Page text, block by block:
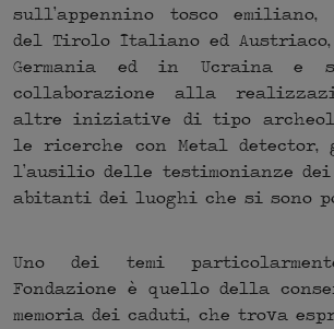
sull’appennino tosco
del Tirolo Italiano ed
Germania ed in Ucraina e
collaborazione alla
altre iniziative di tipo
le ricerche con Metal detector,
l’ausilio delle testimonianze
abitanti dei luoghi che si sono
Uno dei temi
Fondazione è quello della
memoria dei caduti, che trova